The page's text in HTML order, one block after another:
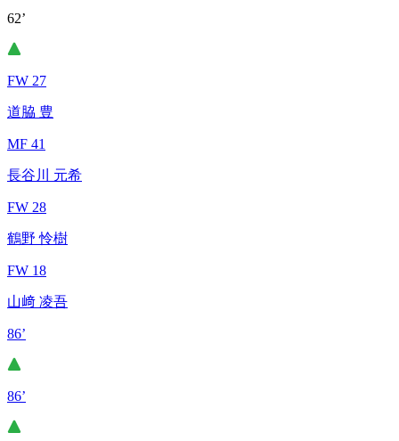
62’
FW 27
道脇 豊
MF 41
長谷川 元希
FW 28
鶴野 怜樹
FW 18
山﨑 凌吾
86’
86’